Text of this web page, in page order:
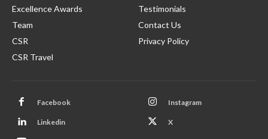
Excellence Awards
Team
CSR
CSR Travel
Testimonials
Contact Us
Privacy Policy
Facebook Instagram
Linkedin X